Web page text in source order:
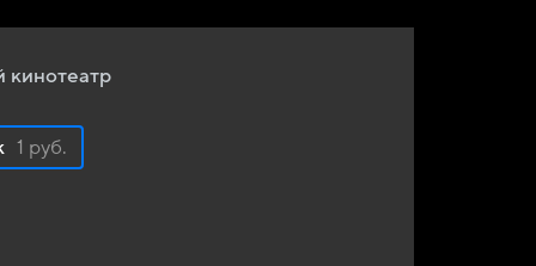
кинотеатр
1 руб.